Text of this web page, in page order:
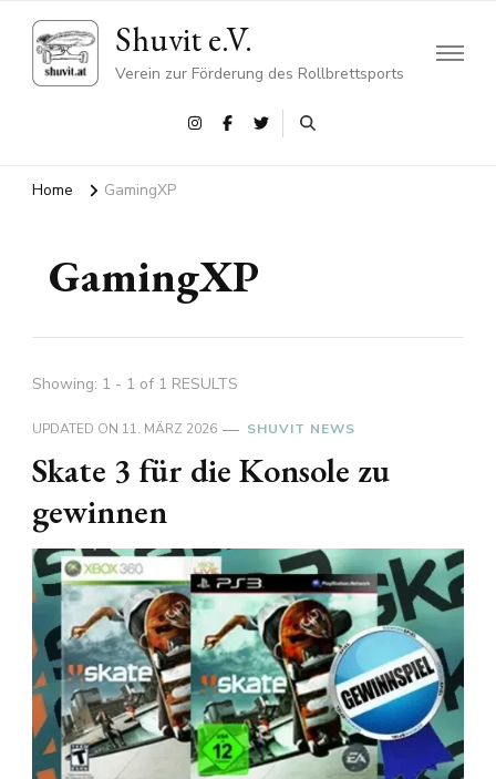
Shuvit e.V.
Verein zur Förderung des Rollbrettsports
Home GamingXP
GamingXP
Showing: 1 - 1 of 1 RESULTS
UPDATED ON 11. MÄRZ 2026 SHUVIT NEWS
Skate 3 für die Konsole zu
gewinnen